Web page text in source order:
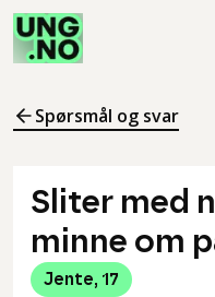
Spørsmål og svar
Sliter med
minne om
Jente, 17